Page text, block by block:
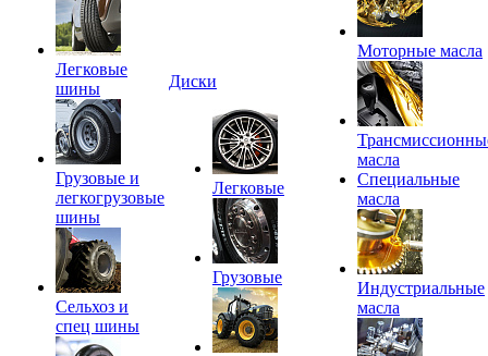
Легковые
шины
Грузовые и
легкогрузовые
шины
Сельхоз и
спец шины
Диски
Легковые
Грузовые
Моторные масла
масла
Специальные
масла
Индустриальные
масла